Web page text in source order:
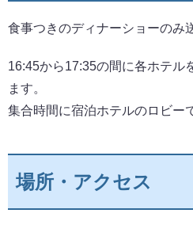
食事つきのディナーショーのみ
16:45から17:35の間に各ホテル
ます。
集合時間に宿泊ホテルのロビー
場所・アクセス